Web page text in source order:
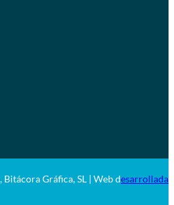
Gráfica, SL | Web desarrollada